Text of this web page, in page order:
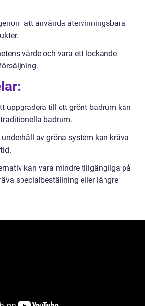
att använda återvinningsbara
värde och vara ett lockande
uppgradera till ett grönt badrum kan
badrum.
av gröna system kan kräva
kan vara mindre tillgängliga på
specialbeställning eller längre